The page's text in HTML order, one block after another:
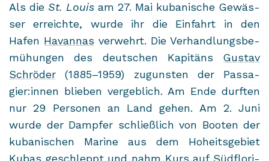
Als die St. Louis am 27. Mai ku­ba­ni­sche Ge­wäs­
ser er­reich­te, wurde ihr die Ein­fahrt in den
Hafen Ha­van­nas ver­wehrt. Die Ver­hand­lungs­be­
mü­hun­gen des deut­schen Ka­pi­täns Gus­tav
Schrö­der (1885–1959) zu­guns­ten der Pas­sa­
gier:innen blie­ben ver­geb­lich. Am Ende durf­ten
nur 29 Per­so­nen an Land gehen. Am 2. Juni
wurde der Damp­fer schließ­lich von Boo­ten der
ku­ba­ni­schen Ma­ri­ne aus dem Ho­heits­ge­biet
Kubas ge­schleppt und nahm Kurs auf Süd­flo­ri­